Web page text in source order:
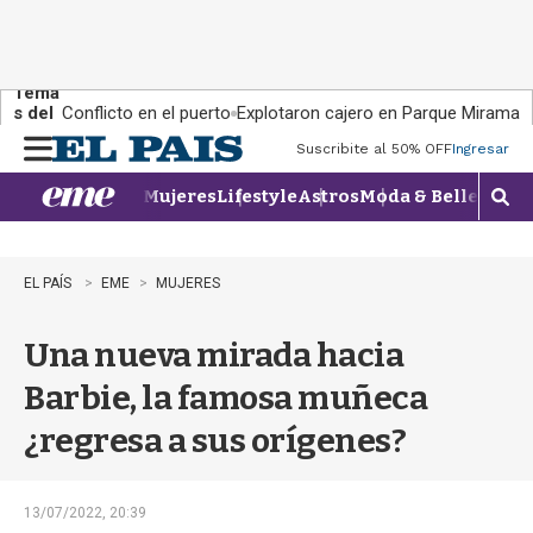
Tema
s del
día:
Conflicto en el puerto Explotaron cajero en Parque Miramar
Suscribite al 50% OFFIngresar
MujeresLifestyleAstrosModa & BellezaM
o
EL PAÍS EME MUJERES
Una nueva mirada hacia
Barbie, la famosa muñeca
¿regresa a sus orígenes?
13/07/2022, 20:39